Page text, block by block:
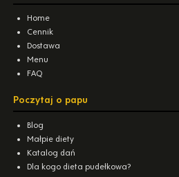
Home
Cennik
Dostawa
Menu
FAQ
Poczytaj o papu
Blog
Małpie diety
Katalog dań
Dla kogo dieta pudełkowa?